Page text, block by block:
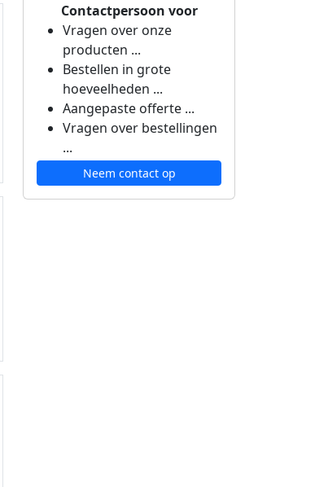
Contactpersoon voor
Vragen over onze
producten ...
Bestellen in grote
hoeveelheden ...
Aangepaste offerte ...
Vragen over bestellingen
...
Neem contact op